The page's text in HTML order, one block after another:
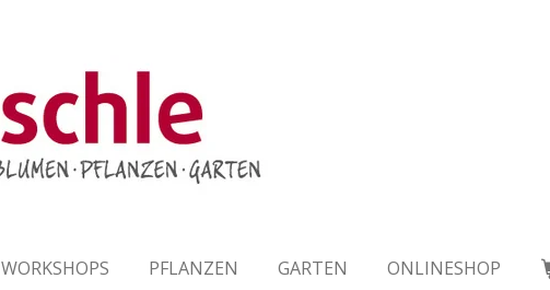
WORKSHOPS PFLANZEN GARTEN ONLINESHOP